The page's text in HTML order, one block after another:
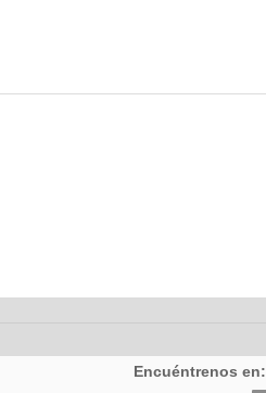
Encuéntrenos en: